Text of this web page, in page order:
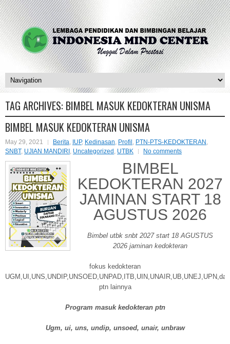
TAG ARCHIVES: BIMBEL MASUK KEDOKTERAN UNISMA
BIMBEL MASUK KEDOKTERAN UNISMA
May 29, 2021 Berita, IUP, Kedinasan, Profil , PTN-PTS-KEDOKTERAN ,
SNBT, UJIAN MANDIRI , Uncategorized , UTBK No comments
BIMBEL
KEDOKTERAN 2027
JAMINAN START 18
AGUSTUS 2026
Bimbel utbk snbt 2027 start 18 AGUSTUS
2026 jaminan kedokteran
fokus kedokteran
UGM,UI,UNS,UNDIP,UNSOED,UNPAD,ITB,UIN,UNAIR,UB,UNEJ,UPN,dan
ptn lainnya
Program masuk kedokteran ptn
Ugm, ui, uns, undip, unsoed, unair, unbraw